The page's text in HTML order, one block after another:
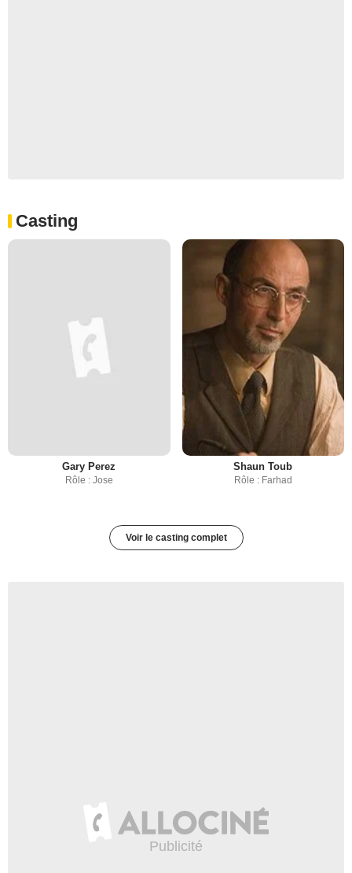
Casting
Gary Perez
Rôle : Jose
Shaun Toub
Rôle : Farhad
Voir le casting complet